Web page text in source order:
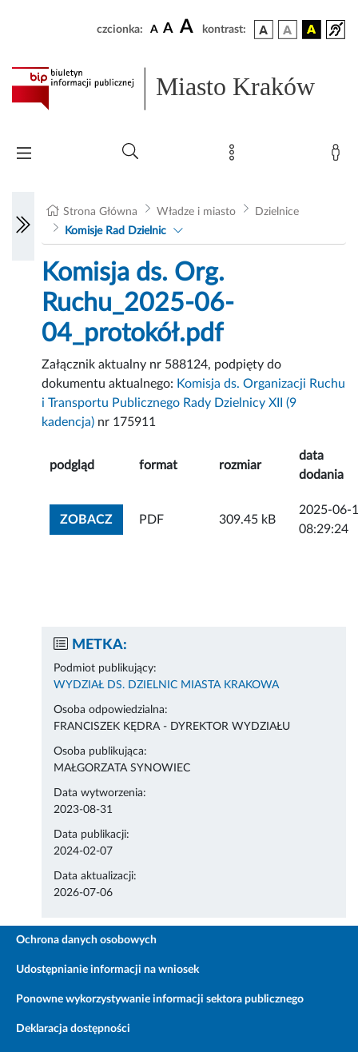
czcionka: A A A kontrast:
Miasto Kraków
Strona Główna Władze i miasto
Dzielnice
Komisje Rad Dzielnic
Komisja ds. Org.
Ruchu_2025-06-
04_protokół.pdf
Załącznik aktualny nr 588124, podpięty do
dokumentu aktualnego: Komisja ds. Organizacji Ruchu
i Transportu Publicznego Rady Dzielnicy XII (9
kadencja) nr 175911
podgląd format rozmiar
data
dodania
ZOBACZZOBACZ ZAŁĄCZNIK
PDF 309.45 kB
2025-06-
08:29:24
METKA:
Podmiot publikujący:
WYDZIAŁ DS. DZIELNIC MIASTA KRAKOWA
Osoba odpowiedzialna:
FRANCISZEK KĘDRA - DYREKTOR WYDZIAŁU
Osoba publikująca:
MAŁGORZATA SYNOWIEC
Data wytworzenia:
2023-08-31
Data publikacji:
2024-02-07
Data aktualizacji:
2026-07-06
Ochrona danych osobowych
Udostępnianie informacji na wniosek
Ponowne wykorzystywanie informacji sektora publicznego
Deklaracja dostępności